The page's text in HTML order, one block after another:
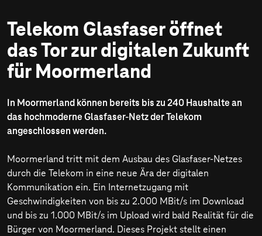
Telekom Glasfaser öffnet
das Tor zur digitalen Zukunft
für Moormerland
In Moormerland können bereits bis zu 240 Haushalte an
das hochmoderne Glasfaser-Netz der Telekom
angeschlossen werden.
Moormerland tritt mit dem Ausbau des Glasfaser-Netzes
durch die Telekom in eine neue Ära der digitalen
Kommunikation ein. Ein Internetzugang mit
Geschwindigkeiten von bis zu 2.000 MBit/s im Download
und bis zu 1.000 MBit/s im Upload wird bald Realität für die
Bürger von Moormerland. Dieses Projekt stellt einen